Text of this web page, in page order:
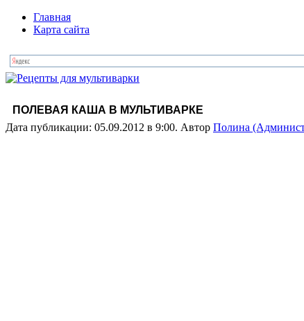
Главная
Карта сайта
ПОЛЕВАЯ КАША В МУЛЬТИВАРКЕ
Дата публикации: 05.09.2012 в 9:00. Автор Полина